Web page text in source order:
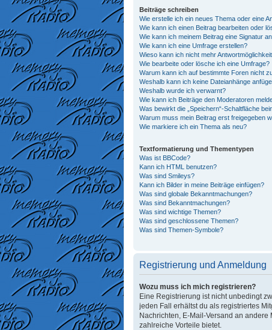
Beiträge schreiben
Wie erstelle ich ein neues Thema oder eine
Wie kann ich einen Beitrag bearbeiten oder
Wie kann ich meinem Beitrag eine Signatur
Wie kann ich eine Umfrage erstellen?
Wieso kann ich nicht mehr
Wie bearbeite oder lösche ich eine Umfrage?
Warum kann ich auf bestimmte Foren nicht
Weshalb kann ich keine Dateianhänge
Weshalb wurde ich verwarnt?
Wie kann ich Beiträge den Moderatoren
Was bewirkt die „Speichern“-Schaltfläche
Warum muss mein Beitrag erst freigegeben
Wie markiere ich ein Thema als neu?
Textformatierung und Thementypen
Was ist BBCode?
Kann ich HTML benutzen?
Was sind Smileys?
Kann ich Bilder in meine Beiträge einfügen?
Was sind globale Bekanntmachungen?
Was sind Bekanntmachungen?
Was sind wichtige Themen?
Was sind geschlossene Themen?
Was sind Themen-Symbole?
Registrierung und Anmeldung
Wozu muss ich mich registrieren?
Eine Registrierung ist nicht unbedingt
jeden Fall erhältst du als registriertes
Nachrichten, E-Mail-Versand an
zahlreiche Vorteile bietet.